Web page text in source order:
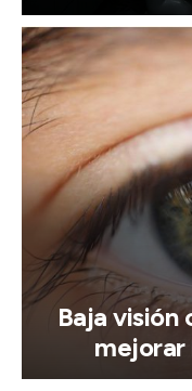
Baja visión
mejorar